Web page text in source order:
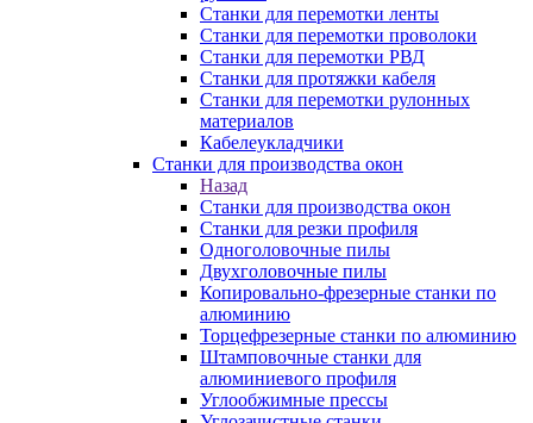
Станки для перемотки ленты
Станки для перемотки проволоки
Станки для перемотки РВД
Станки для протяжки кабеля
Станки для перемотки рулонных
материалов
Кабелеукладчики
Станки для производства окон
Назад
Станки для производства окон
Станки для резки профиля
Одноголовочные пилы
Двухголовочные пилы
Копировально-фрезерные станки по
алюминию
Торцефрезерные станки по алюминию
Штамповочные станки для
алюминиевого профиля
Углообжимные прессы